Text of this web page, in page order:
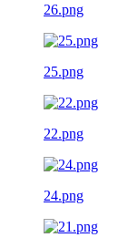
26.png
25.png
22.png
24.png